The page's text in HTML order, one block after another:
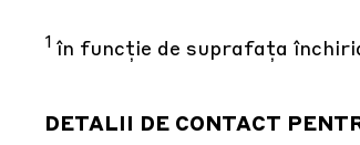
1 în funcție de suprafața
DETALII DE CONTACT